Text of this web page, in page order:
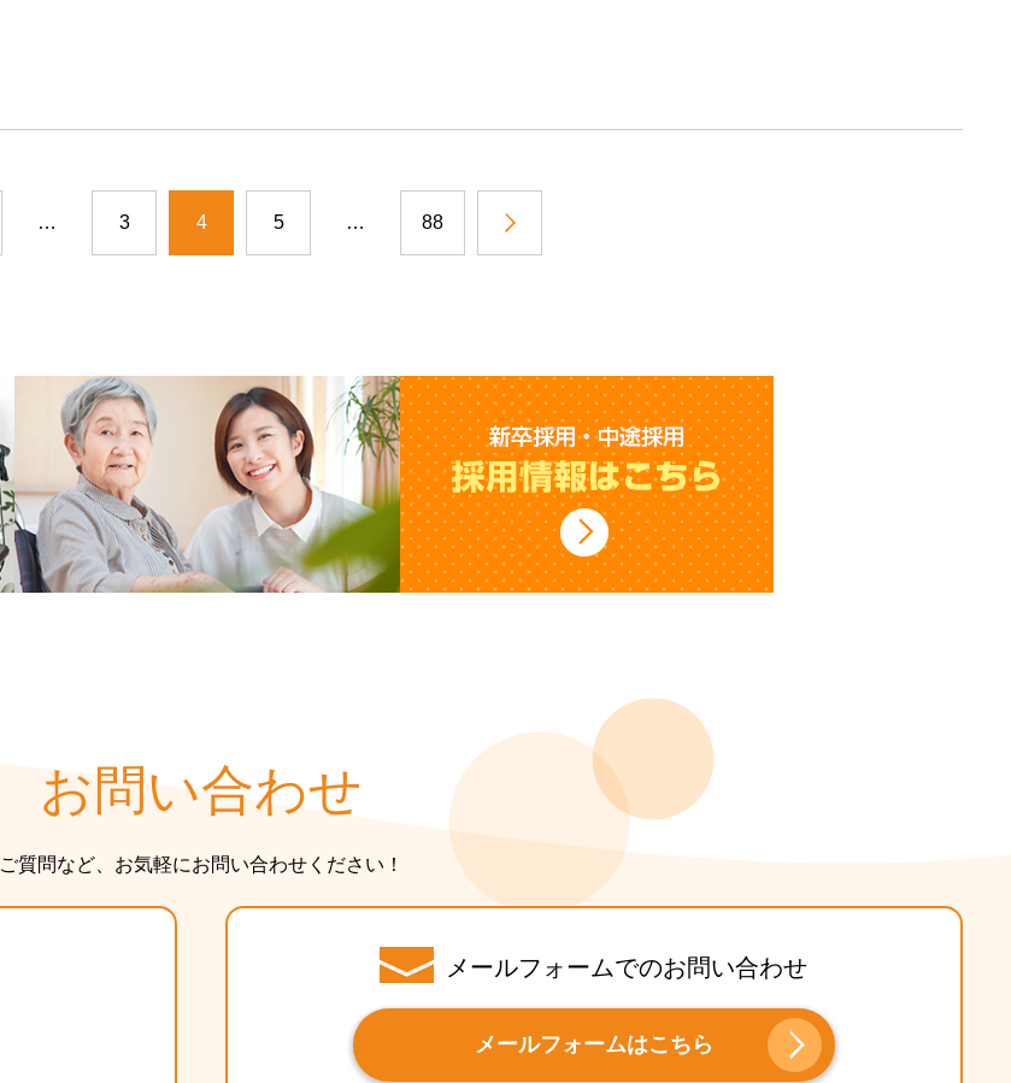
… 3 4 5 … 88
お問い合わせ
ご質問など、お気軽にお問い合わせください！
メールフォームでのお問い合わせ
メールフォームはこちら